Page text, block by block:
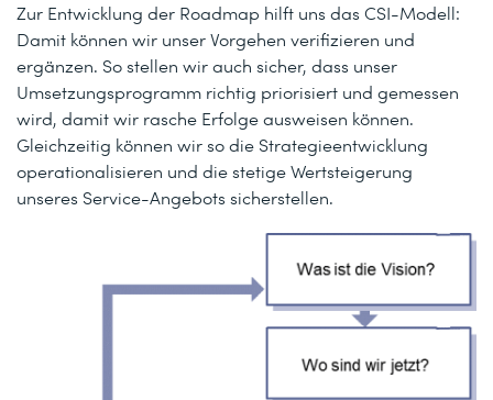
Zur Entwicklung der Roadmap hilft uns das CSI-Modell:
Damit können wir unser Vorgehen verifizieren und
ergänzen. So stellen wir auch sicher, dass unser
Umsetzungsprogramm richtig priorisiert und gemessen
wird, damit wir rasche Erfolge ausweisen können.
Gleichzeitig können wir so die Strategieentwicklung
operationalisieren und die stetige Wertsteigerung
unseres Service-Angebots sicherstellen.